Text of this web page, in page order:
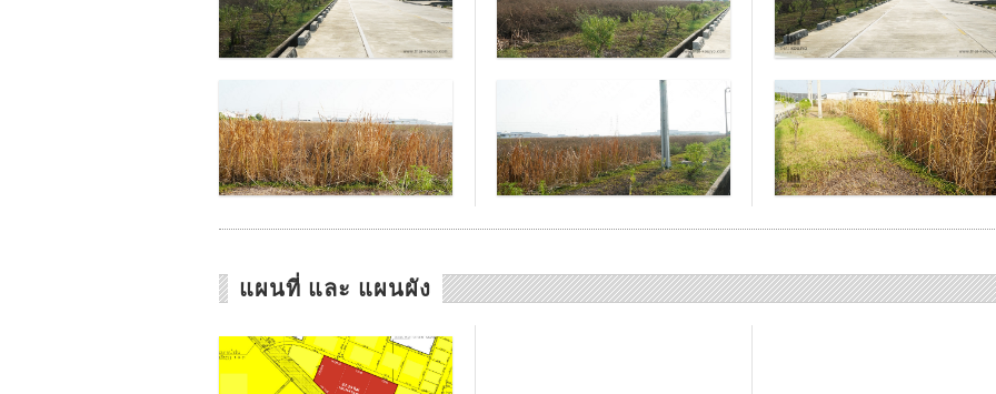
แผนที่ และ แผนผัง